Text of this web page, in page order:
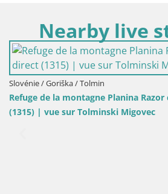
Nearby live
Slovénie / Goriška / Tolmin
Refuge de la montagne Planina
(1315) | vue sur Tolminski Migovec